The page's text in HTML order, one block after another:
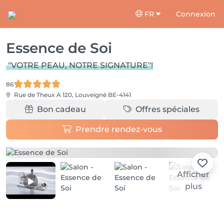
FR Connexion
Essence de Soi
"VOTRE PEAU, NOTRE SIGNATURE"!
86
Rue de Theux A 120, Louveigné BE-4141
Bon cadeau Offres spéciales
Prendre rendez-vous
Afficher
plus